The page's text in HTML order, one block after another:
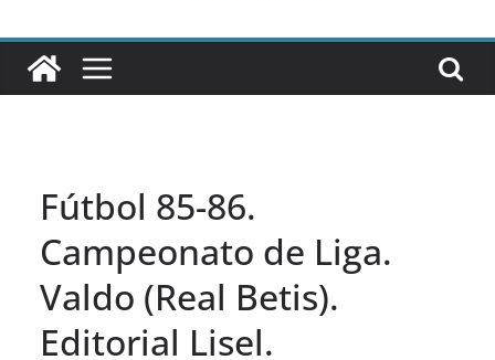
Fútbol 85-86.
Campeonato de Liga.
Valdo (Real Betis).
Editorial Lisel.